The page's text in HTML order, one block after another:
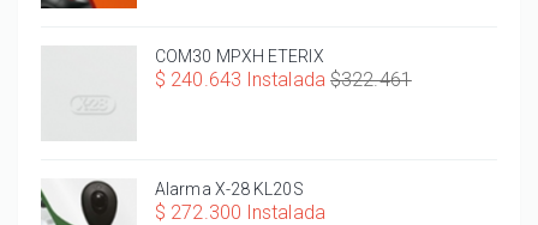
COM30 MPXH ETERIX
$ 240.643 Instalada $322.461
Alarma X-28 KL20S
$ 272.300 Instalada